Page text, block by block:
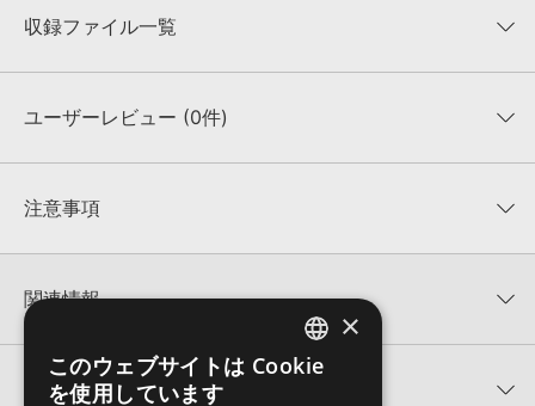
収録ファイル一覧
収録ファイル一覧
ユーザーレビュー (0件)
★★★★★
★5
★2
★1
0%
注意事項
KONTAKTフォーマットは、
でお使いいただけます。無償版のKONTAKT PLAYERではお使いい
ただけませんので、ご注意ください。また、「ライブラリ・タブ」
への表示にも対応しておりません。
4GBを超えるデータに関するご注意：
FAT32でフォーマットされた
関連情報
GOLDEN SAMPLES 製品一覧
GOLD MELODIES VOL 5のサポート情報
関連サポート情報
ENGLISH
×
このウェブサイトは Cookie
を使用しています